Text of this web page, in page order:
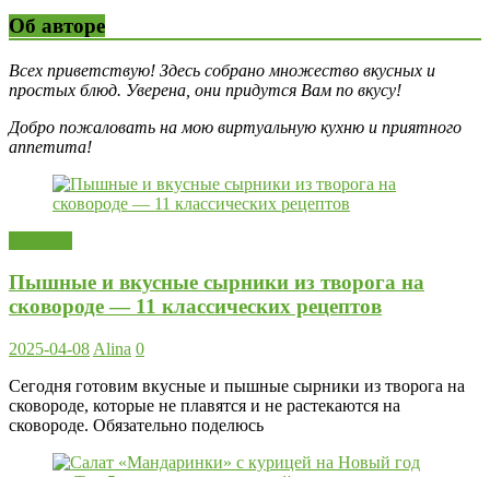
Об авторе
Всех приветствую! Здесь собрано множество вкусных и
простых блюд. Уверена, они придутся Вам по вкусу!
Добро пожаловать на мою виртуальную кухню и приятного
аппетита!
Пышные и вкусные сырники из творога на
сковороде — 11 классических рецептов
2025-04-08 Alina 0
Сегодня готовим вкусные и пышные сырники из творога на
сковороде, которые не плавятся и не растекаются на
сковороде. Обязательно поделюсь